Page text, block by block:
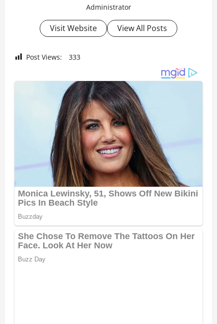
Administrator
Visit Website View All Posts
Post Views: 333